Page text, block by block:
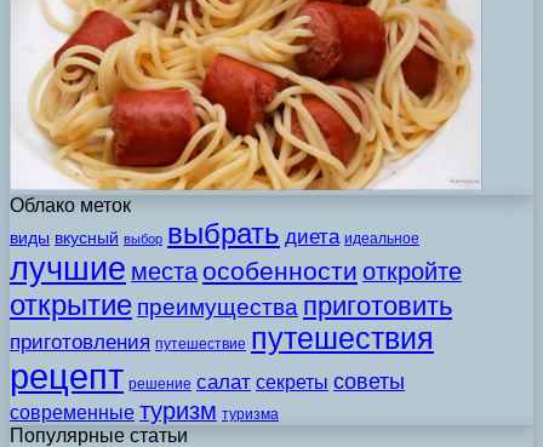
Облако меток
виды вкусный выбор выбрать диета идеальное
лучшие места особенности откройте
открытие преимущества приготовить
приготовления путешествие путешествия
рецепт решение салат секреты советы
современные туризм туризма
Популярные статьи